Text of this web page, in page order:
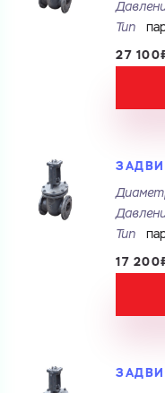
Тип
27
Тип
17